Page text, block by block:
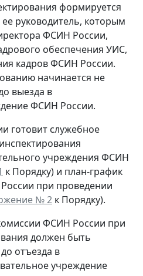
формируется
руководитель, которым
ФСИН России,
обеспечения УИС,
кадров ФСИН России.
начинается не
выезда в
ФСИН России.
готовит служебное
учреждения ФСИН
к Порядку) и план-график
при проведении
№ 2 к Порядку).
ФСИН России при
должен быть
отъезда в
учреждение